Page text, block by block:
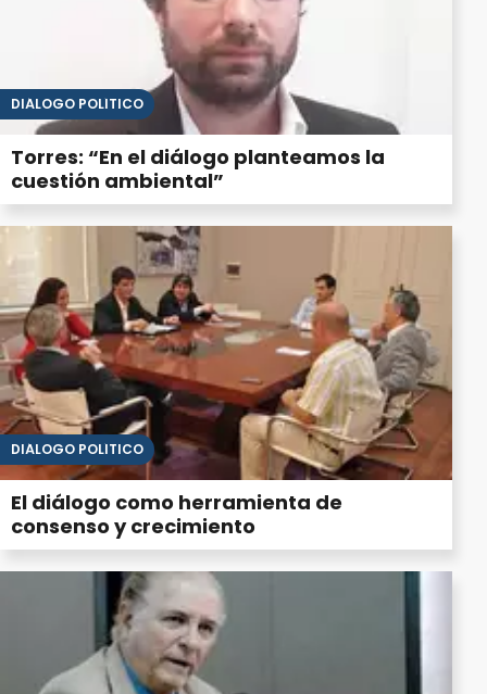
DIÁLOGO POLÍTICO
Torres: “En el diálogo planteamos la
cuestión ambiental”
DIÁLOGO POLÍTICO
El diálogo como herramienta de
consenso y crecimiento